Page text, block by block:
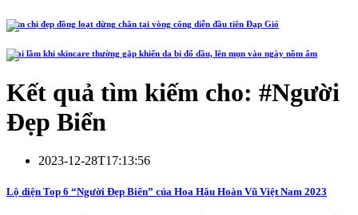
Năm chị đẹp đồng loạt dừng chân tại vòng công diễn đầu tiên Đạp Gió
4 sai lầm khi skincare thường gặp khiến da bị đổ dầu, lên mụn vào ngày nồm ẩm
Kết quả tìm kiếm cho: #Người
Đẹp Biển
2023-12-28T17:13:56
Lộ diện Top 6 “Người Đẹp Biển” của Hoa Hậu Hoàn Vũ Việt Nam 2023